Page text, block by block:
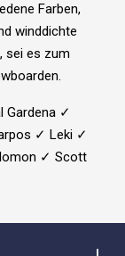
Farben,
winddichte
sei es zum
Gardena ✓
✓ Leki ✓
✓ Scott